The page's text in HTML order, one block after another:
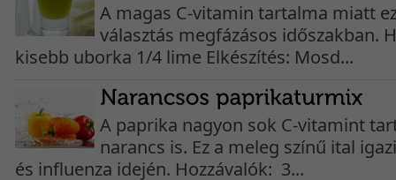
A magas C-vitamin tartalma miatt
választás megfázásos időszakban.
kisebb uborka 1/4 lime Elkészítés: Mosd...
A paprika nagyon sok C-vitamint
narancs is. Ez a meleg színű ital
és influenza idején. Hozzávalók: 3...